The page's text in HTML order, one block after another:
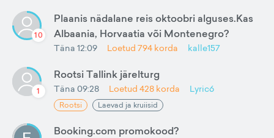
10
Plaanis nädalane reis oktoobri alguses.Kas
Albaania, Horvaatia või Montenegro?
Täna 12:09 Loetud 794 korda kalle157
1
Rootsi Tallink järelturg
Täna 09:28 Loetud 428 korda Lyric6
Rootsi Laevad ja kruiisid
Booking.com promokood?